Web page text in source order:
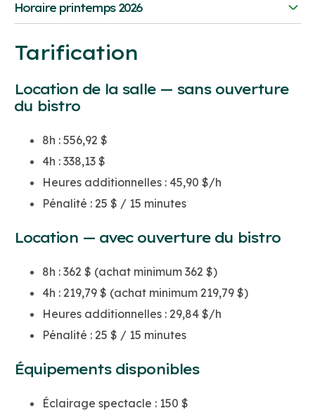
Équipement Coût
Système d'éclairage (spectacle)
Projecteur et écran HD sur pied
Documents liés:
Liste des équipements de sonorisation et
Plan d'éclairage de la salle
Horaire printemps 2026
Dimanche 9:00 à 16:00
Fermé
Mardi
Mercredi Fermé
Jeudi Fermé
Vendredi Fermé
Tarification
Location de la salle — sans ouverture
du bistro
8h : 556,92 $
4h : 338,13 $
Heures additionnelles : 45,90 $/h
Pénalité : 25 $ / 15 minutes
Location — avec ouverture du bistro
8h : 362 $ (achat minimum 362 $)
4h : 219,79 $ (achat minimum 219,79 $)
Heures additionnelles : 29,84 $/h
Pénalité : 25 $ / 15 minutes
Équipements disponibles
Éclairage spectacle : 150 $